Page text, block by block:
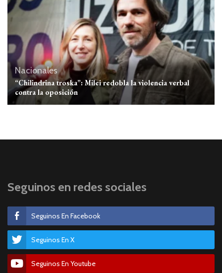
Nacionales
“Chilindrina troska”: Milei redobla la violencia verbal
contra la oposición
Seguinos en redes sociales
Seguinos En Facebook
Seguinos En X
Seguinos En Youtube